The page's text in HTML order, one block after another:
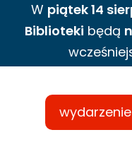
W piątek 14
Biblioteki będą
wydarzenie